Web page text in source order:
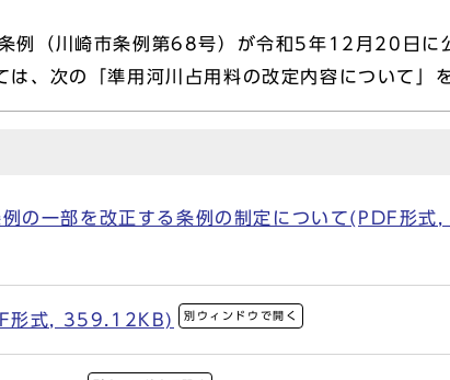
例（川崎市条例第68号）が令和5年12月20日に
、次の「準用河川占用料の改定内容について」
の一部を改正する条例の制定について(PDF形
形式, 359.12KB) 別ウィンドウで開く